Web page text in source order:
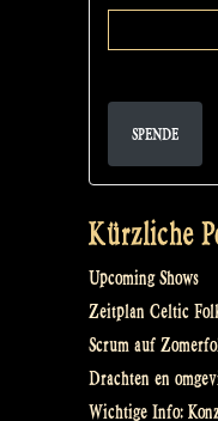
SPENDE
Kürzliche
Upcoming Shows
Zeitplan Celtic
Scrum auf
Drachten en
Wichtige Info: